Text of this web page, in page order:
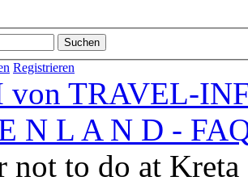
Registrieren
von TRAVEL-
N L A N D -
not to do at